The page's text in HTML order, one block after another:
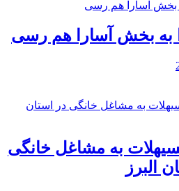
به بخش آسارا هم رسی
به مشاغل خانگی
البرز